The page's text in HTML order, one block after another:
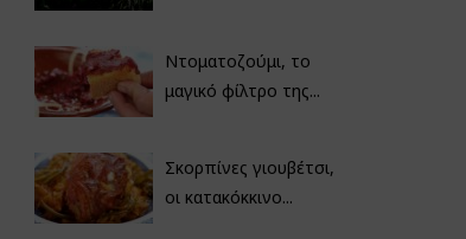
Ντοματοζούμι, το
μαγικό φίλτρο της...
Σκορπίνες γιουβέτσι,
οι κατακόκκινο...